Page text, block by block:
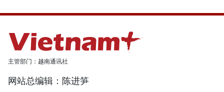
主管部门：越南通讯社
网站总编辑：陈进笋